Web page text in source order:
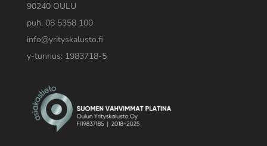
90240 OULU
puh. 08 5358 100
info@yrityskalusto.fi
y-tunnus: 1983718-5